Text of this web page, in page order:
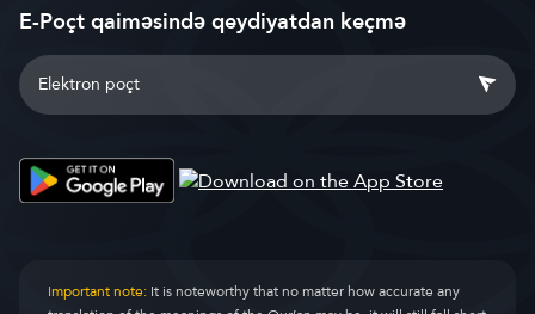
E-Poçt qaiməsində qeydiyatdan keçmə
Important note:It is noteworthy that no matter how accurate any